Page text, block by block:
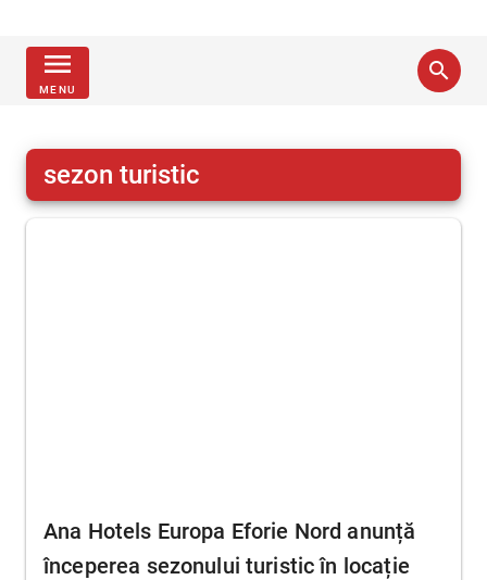
menu
MENU
search
sezon turistic
Ana Hotels Europa Eforie Nord anunță
începerea sezonului turistic în locație